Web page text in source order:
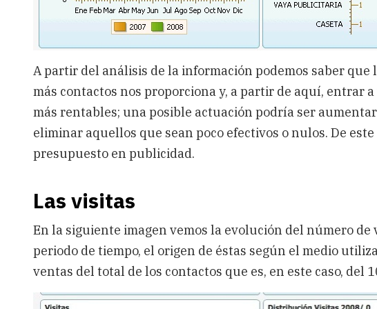
A partir del análisis de la información podemos saber
más contactos nos proporciona y, a partir de aquí, entrar
más rentables; una posible actuación podría ser
eliminar aquellos que sean poco efectivos o nulos. De
presupuesto en publicidad.
Las visitas
En la siguiente imagen vemos la evolución del número de
periodo de tiempo, el origen de éstas según el medio
ventas del total de los contactos que es, en este caso, del